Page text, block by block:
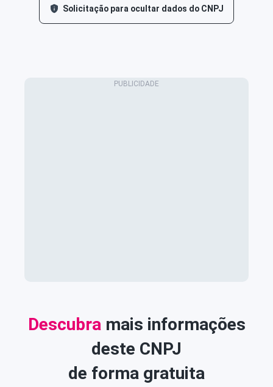
Solicitação para ocultar dados do CNPJ
Descubra mais informações
deste CNPJ
de forma gratuita